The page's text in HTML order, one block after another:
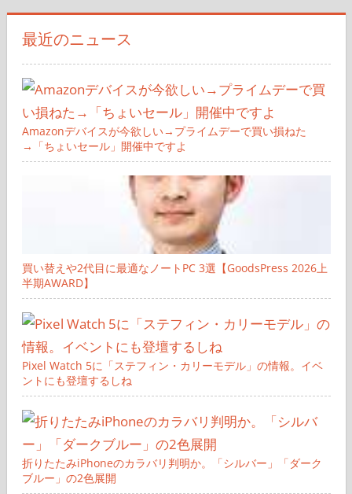
象:
最近のニュース
Amazonデバイスが今欲しい→プライムデーで買い損ねた
→「ちょいセール」開催中ですよ
買い替えや2代目に最適なノートPC 3選【GoodsPress 2026上
半期AWARD】
Pixel Watch 5に「ステフィン・カリーモデル」の情報。イベ
ントにも登壇するしね
折りたたみiPhoneのカラバリ判明か。「シルバー」「ダーク
ブルー」の2色展開